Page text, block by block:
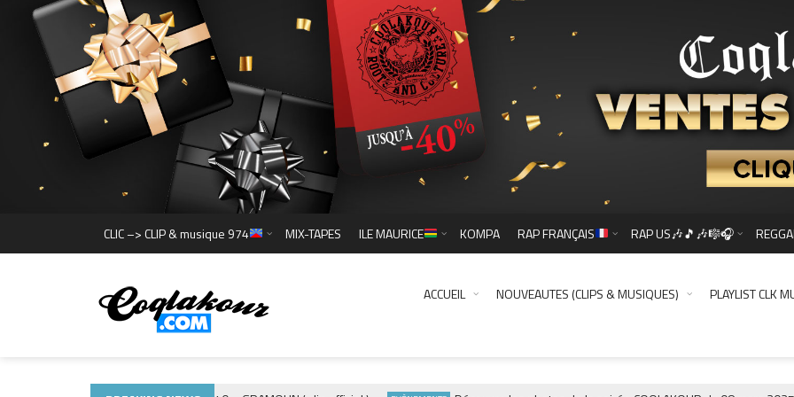
CLIC –> CLIP & musique 974 MIX-TAPES ILE MAURICE KOMPA RAP FRANÇAIS RAP US🎶🎵🎶🎼🎧
ACCUEIL NOUVEAUTES (CLIPS & MUSIQUES) PLAYLIST CLK